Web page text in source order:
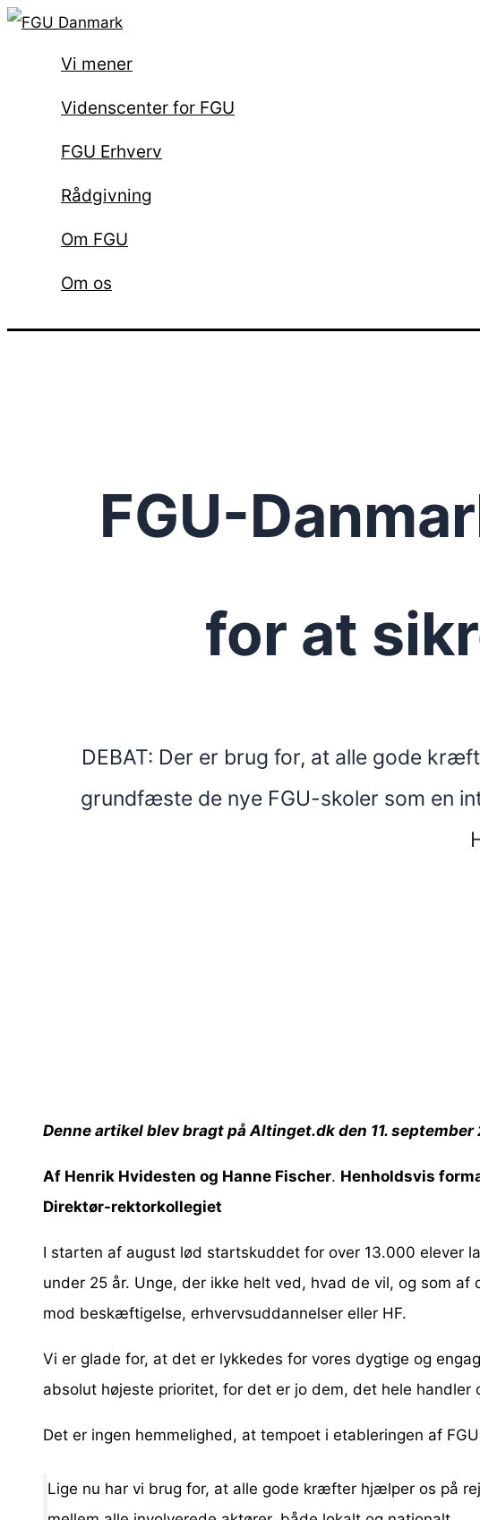
Gå
Vi mener
Videnscenter for FGU
FGU Erhverv
Rådgivning
Om FGU
Om os
FGU-
for at
DEBAT: Der er brug for, at alle gode
grundfæste de nye FGU-skoler som en
Denne artikel blev bragt på Altinget.dk den 11. september
Af Henrik Hvidesten og Hanne Fischer. Henholdsvis
Direktør-rektorkollegiet
I starten af august lød startskuddet for over 13.000 elever
under 25 år. Unge, der ikke helt ved, hvad de vil, og som
mod beskæftigelse, erhvervsuddannelser eller HF.
Vi er glade for, at det er lykkedes for vores dygtige og
absolut højeste prioritet, for det er jo dem, det hele handler
Det er ingen hemmelighed, at tempoet i etableringen af
Lige nu har vi brug for, at alle gode kræfter hjælper os på